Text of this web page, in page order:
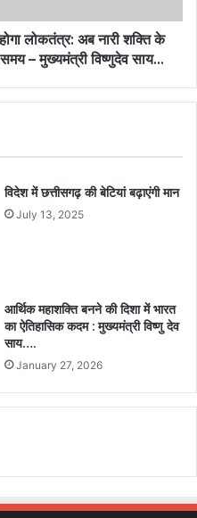
लोकतंत्र: अब नारी शक्ति के
– मुख्यमंत्री विष्णुदेव साय…
विदेश में छत्तीसगढ़ की बेटियां बढ़ाएंगी मान
July 13, 2025
आर्थिक महाशक्ति बनने की दिशा में भारत
का ऐतिहासिक कदम : मुख्यमंत्री विष्णु देव
साय….
January 27, 2026